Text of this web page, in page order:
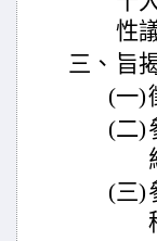
性
三、 旨
(一)
(二)
(三)